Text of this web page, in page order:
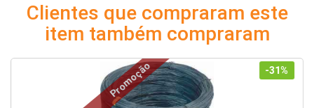
Clientes que compraram este
item também compraram
-31%
Promoção